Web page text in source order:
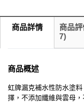
商品詳情 商品
7)
商品概述
虹牌漏克補水性防水塗
擇，不添加纖維與雲母